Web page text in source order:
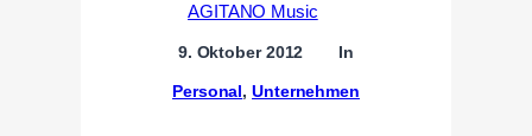
9. Oktober 2012 In
Personal, Unternehmen